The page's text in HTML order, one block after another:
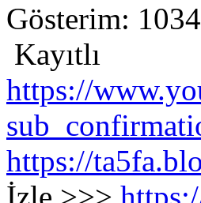
Gösterim:
Kayıtlı
https://
https://
İzle >>>